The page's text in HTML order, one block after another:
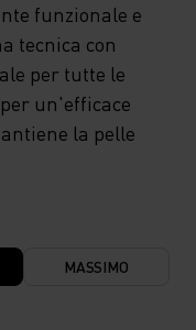
funzionale e
tecnica con
per tutte le
un'efficace
la pelle
MASSIMO